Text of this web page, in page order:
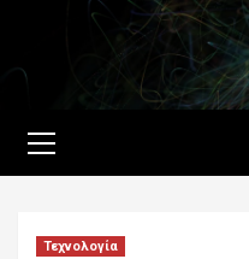
content
Menu
Τεχνολογία